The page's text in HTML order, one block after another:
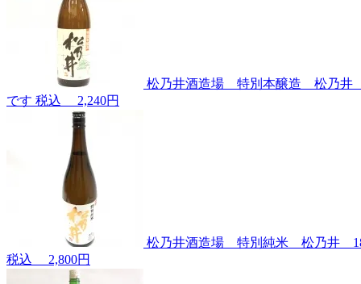
松乃井酒造場 特別本醸造 松乃
です 税込 2,240円
松乃井酒造場 特別純米 松乃井
税込
2,800円